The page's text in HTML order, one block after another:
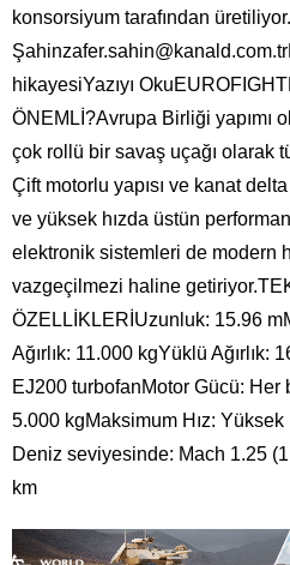
konsorsiyum tarafından
hikayesiYazıyı
ÖNEMLİ?Avrupa Birliği yapımı
çok rollü bir savaş uçağı olarak
Çift motorlu yapısı ve kanat
ve yüksek hızda üstün
elektronik sistemleri de modern
vazgeçilmezi haline
ÖZELLİKLERİUzunluk: 15.96
Ağırlık: 11.000 kgYüklü Ağırlık:
EJ200 turbofanMotor Gücü: Her
5.000 kgMaksimum Hız:
Deniz seviyesinde: Mach 1.25
km